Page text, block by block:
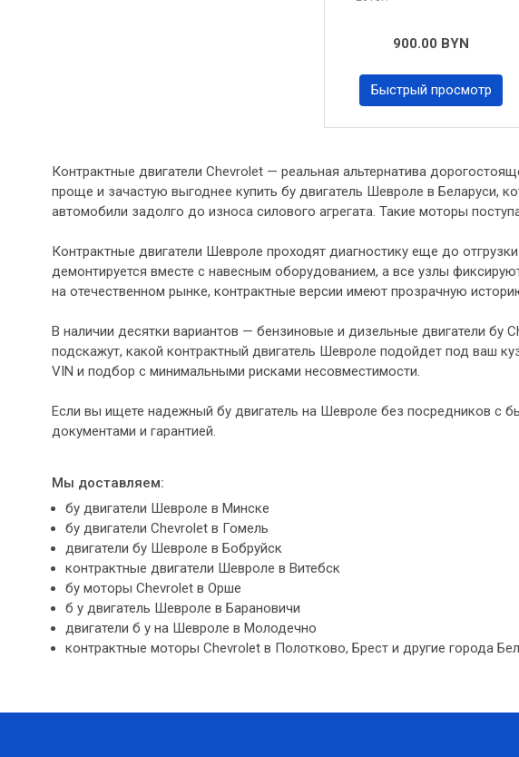
900.00 BYN
Быстрый просмотр
Контрактные двигатели Chevrolet — реальная альтернатива
проще и зачастую выгоднее купить бу двигатель Шевроле в Беларуси,
автомобили задолго до износа силового агрегата. Такие моторы
Контрактные двигатели Шевроле проходят диагностику еще до
демонтируется вместе с навесным оборудованием, а все узлы
на отечественном рынке, контрактные версии имеют прозрачную
В наличии десятки вариантов — бензиновые и дизельные двигатели
подскажут, какой контрактный двигатель Шевроле подойдет под ваш
VIN и подбор с минимальными рисками несовместимости.
Если вы ищете надежный бу двигатель на Шевроле без посредников с
документами и гарантией.
Мы доставляем:
бу двигатели Шевроле в Минске
бу двигатели Chevrolet в Гомель
двигатели бу Шевроле в Бобруйск
контрактные двигатели Шевроле в Витебск
бу моторы Chevrolet в Орше
б у двигатель Шевроле в Барановичи
двигатели б у на Шевроле в Молодечно
контрактные моторы Chevrolet в Полотково, Брест и другие города